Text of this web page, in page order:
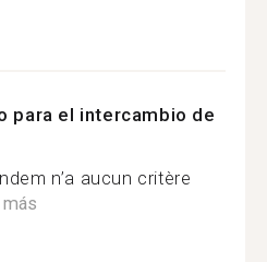
para el intercambio de
n’a aucun critère
más